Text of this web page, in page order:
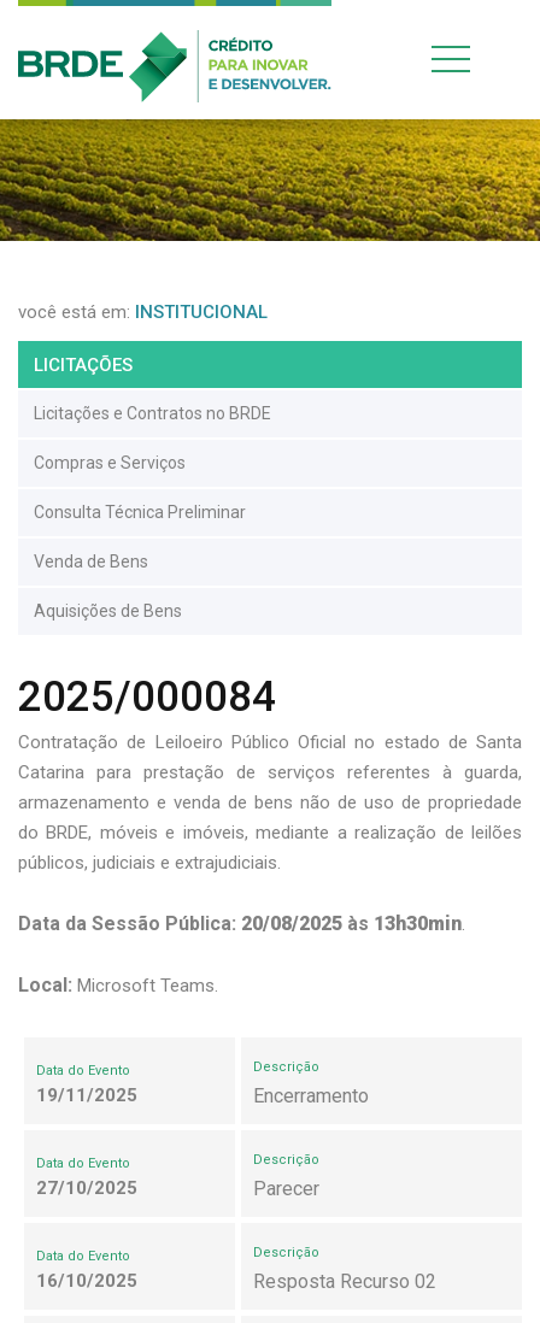
você está em: INSTITUCIONAL
LICITAÇÕES
Licitações e Contratos no BRDE
Compras e Serviços
Consulta Técnica Preliminar
Venda de Bens
Aquisições de Bens
2025/000084
Contratação de Leiloeiro Público Oficial no estado de Santa
Catarina para prestação de serviços referentes à guarda,
armazenamento e venda de bens não de uso de propriedade
do BRDE, móveis e imóveis, mediante a realização de leilões
públicos, judiciais e extrajudiciais.
Data da Sessão Pública: 20/08/2025 às 13h30min.
Local: Microsoft Teams.
Data do Evento
19/11/2025
Descrição
Encerramento
Data do Evento
27/10/2025
Descrição
Parecer
Data do Evento
16/10/2025
Descrição
Resposta Recurso 02